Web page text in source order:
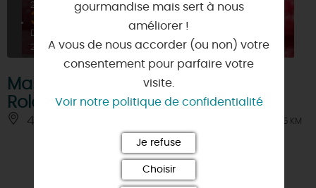
2026
31
DÉC
2026
Marché de Beaune-la-
Rolande - Mercredi et Vendredi
45340 - BEAUNE-LA-ROLANDE À 5.5 KM
gourmandise mais sert à nous
améliorer !
A vous de nous accorder (ou non) votre
consentement pour parfaire votre
visite.
Voir notre politique de confidentialité
Je refuse
Choisir